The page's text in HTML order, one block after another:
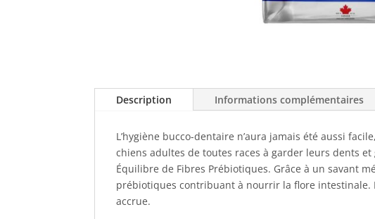
Description Informations complémentaires
L’hygiène bucco-dentaire n’aura jamais été aussi
chiens adultes de toutes races à garder leurs dents
Équilibre de Fibres Prébiotiques. Grâce à un savant
prébiotiques contribuant à nourrir la flore
accrue.